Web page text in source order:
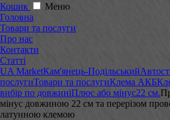
Кошик
Меню
Головна
Товари та послуги
Про нас
Контакти
Статті
UA MarketКам'янець-Подільський
послугиТовари та послугиКлема АКБ
вибір по довжиніПлюс або мінус22 см.
мінус довжиною 22 см та перерізом
латунною клемою